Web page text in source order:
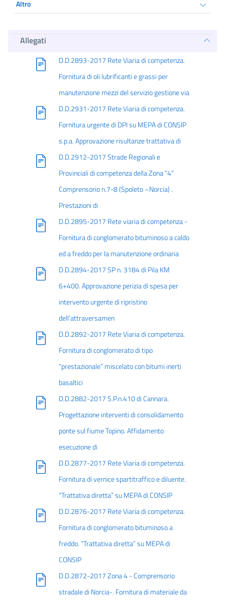
Altro
Allegati
D.D.2893-2017 Rete Viaria di competenza.
Fornitura di oli lubrificanti e grassi per
manutenzione mezzi del servizio gestione via
D.D.2931-2017 Rete Viaria di competenza.
Fornitura urgente di DPI su MEPA di CONSIP
s.p.a. Approvazione risultanze trattativa di
D.D.2912-2017 Strade Regionali e
Provinciali di competenza della Zona “4”
Comprensorio n.7-8 (Spoleto –Norcia) .
Prestazioni di
D.D.2895-2017 Rete viaria di competenza -
Fornitura di conglomerato bituminoso a caldo
ed a freddo per la manutenzione ordinaria
D.D.2894-2017 SP n. 3184 di Pila KM
6+400. Approvazione perizia di spesa per
intervento urgente di ripristino
dell’attraversamen
D.D.2892-2017 Rete Viaria di competenza.
Fornitura di conglomerato di tipo
“prestazionale” miscelato con bitumi inerti
basaltici
D.D.2882-2017 S.P.n.410 di Cannara.
Progettazione interventi di consolidamento
ponte sul fiume Topino. Affidamento
esecuzione di
D.D.2877-2017 Rete Viaria di competenza.
Fornitura di vernice spartitraffico e diluente.
“Trattativa diretta” su MEPA di CONSIP
D.D.2876-2017 Rete Viaria di competenza.
Fornitura di conglomerato bituminoso a
freddo. “Trattativa diretta” su MEPA di
CONSIP
D.D.2872-2017 Zona 4 - Comprensorio
stradale di Norcia-. Fornitura di materiale da